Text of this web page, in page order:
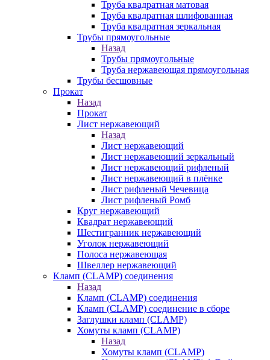
Труба квадратная матовая
Труба квадратная шлифованная
Труба квадратная зеркальная
Трубы прямоугольные
Назад
Трубы прямоугольные
Труба нержавеющая прямоугольная
Трубы бесшовные
Прокат
Назад
Прокат
Лист нержавеющий
Назад
Лист нержавеющий
Лист нержавеющий зеркальный
Лист нержавеющий рифленый
Лист нержавеющий в плёнке
Лист рифленый Чечевица
Лист рифленый Ромб
Круг нержавеющий
Квадрат нержавеющий
Шестигранник нержавеющий
Уголок нержавеющий
Полоса нержавеющая
Швеллер нержавеющий
Кламп (CLAMP) соединения
Назад
Кламп (CLAMP) соединения
Кламп (CLAMP) соединение в сборе
Заглушки кламп (CLAMP)
Хомуты кламп (CLAMP)
Назад
Хомуты кламп (CLAMP)